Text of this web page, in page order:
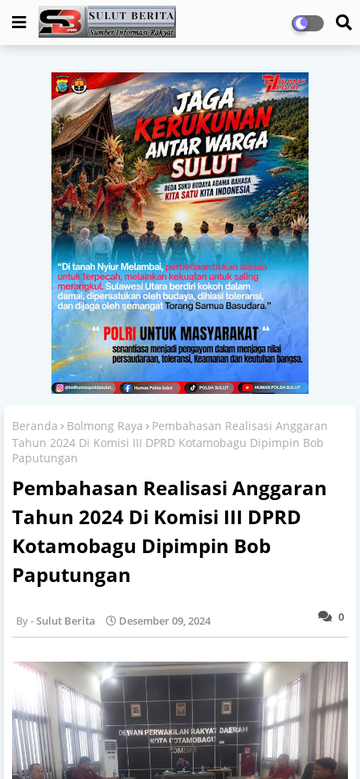
Beranda Bolmong Raya
Pembahasan Realisasi Anggaran
Tahun 2024 Di Komisi III DPRD Kotamobagu Dipimpin Bob
Paputungan
Pembahasan Realisasi Anggaran
Tahun 2024 Di Komisi III DPRD
Kotamobagu Dipimpin Bob
Paputungan
0
Sulut Berita Desember 09, 2024